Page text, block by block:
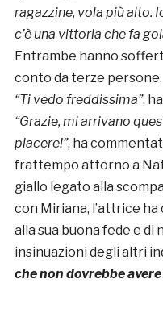
ragazzine, vola più alto.
c’è una vittoria che fa
Entrambe hanno
conto da terze persone.
“Ti vedo freddissima”,
“Grazie, mi arrivano
piacere!”, ha
frattempo attorno a
giallo legato alla
con Miriana, l’attrice
alla sua buona fede e di
insinuazioni degli altri
che non dovrebbe